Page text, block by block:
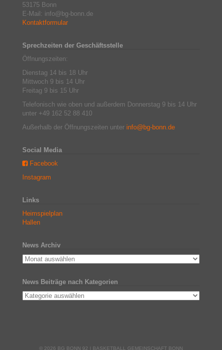
53175 Bonn
E-Mail: info@bg-bonn.de
Kontaktformular
Sprechzeiten der Geschäftsstelle
Öffnungszeiten:
Dienstag 14 bis 18 Uhr
Mittwoch 9 bis 14 Uhr
Freitag 9 bis 15 Uhr
Telefonisch wie oben und außerdem Donnerstag 9 bis 14 Uhr
unter +49 162 52 88 410
Außerhalb der Öffnungszeiten unter info@bg-bonn.de
Social Media
Facebook
Instagram
Links
Heimspielplan
Hallen
News Archiv
News Beiträge nach Kategorien
© 2026 BG BONN 92 | BASKETBALL GEMEINSCHAFT BONN